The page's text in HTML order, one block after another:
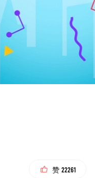
赞 22261